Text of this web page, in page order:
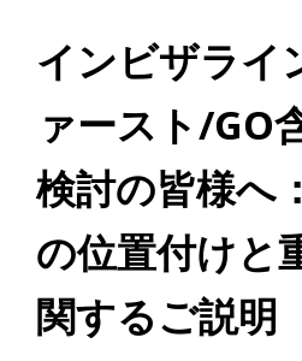
インビザライ
ァースト/GO
検討の皆様へ
の位置付けと
関するご説明